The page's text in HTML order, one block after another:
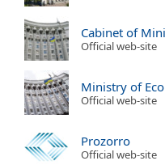
Cabinet of
Official web-site
Ministry of
Official web-site
Prozorro
Official web-site